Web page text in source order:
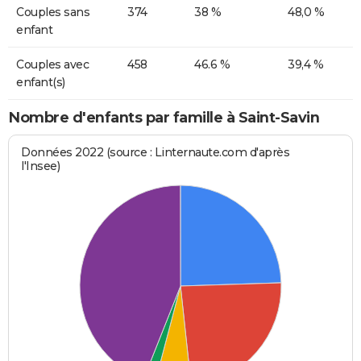
Couples sans
enfant
374 38 % 48,0 %
Couples avec
enfant(s)
458 46.6 % 39,4 %
Nombre d'enfants par famille à Saint-Savin
Données 2022 (source : Linternaute.com d'après
l'Insee)